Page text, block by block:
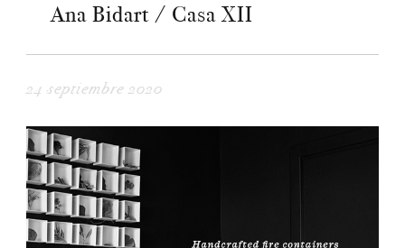
Ana Bidart / Casa XII
24 septiembre 2020